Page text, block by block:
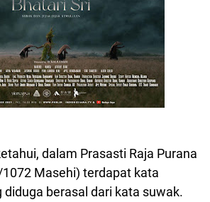
dalam Prasasti Raja Purana
Masehi) terdapat kata
diduga berasal dari kata suwak.